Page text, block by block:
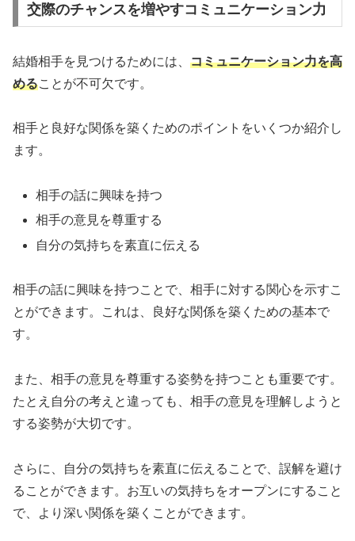
交際のチャンスを増やすコミュニケーション力
結婚相手を見つけるためには、 コミュニケーション力を高
めることが不可欠です。
相手と良好な関係を築くためのポイントをいくつか紹介し
ます。
相手の話に興味を持つ
相手の意見を尊重する
自分の気持ちを素直に伝える
相手の話に興味を持つことで、相手に対する関心を示すこ
とができます。これは、良好な関係を築くための基本で
す。
また、相手の意見を尊重する姿勢を持つことも重要です。
たとえ自分の考えと違っても、相手の意見を理解しようと
する姿勢が大切です。
さらに、自分の気持ちを素直に伝えることで、誤解を避け
ることができます。お互いの気持ちをオープンにすること
で、より深い関係を築くことができます。